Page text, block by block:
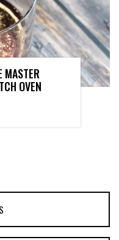
MASTER
OVEN